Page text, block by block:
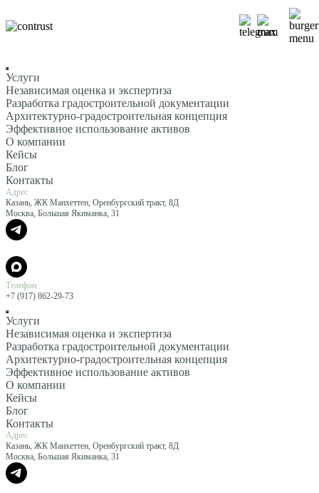
Услуги
Независимая оценка и экспертиза
Разработка градостроительной документации
Архитектурно-градостроительная концепция
Эффективное использование активов
О компании
Кейсы
Блог
Контакты
Адрес
Казань, ЖК Манхеттен, Оренбургский тракт, 8Д
Москва, Большая Якиманка, 31
Телефон
+7 (917) 862-29-73
Услуги
Независимая оценка и экспертиза
Разработка градостроительной документации
Архитектурно-градостроительная концепция
Эффективное использование активов
О компании
Кейсы
Блог
Контакты
Адрес
Казань, ЖК Манхеттен, Оренбургский тракт, 8Д
Москва, Большая Якиманка, 31